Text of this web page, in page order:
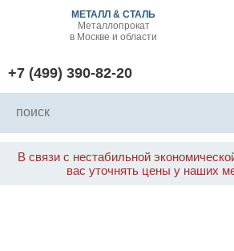
МЕТАЛЛ & СТАЛЬ
Металлопрокат
в Москве и области
+7 (499) 390-82-20
В связи с нестабильной
вас уточнять цены у наших